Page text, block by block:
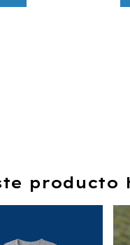
producto